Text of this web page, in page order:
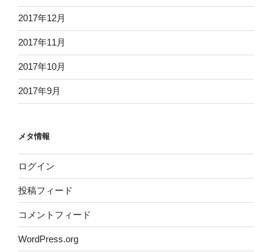
2017年12月
2017年11月
2017年10月
2017年9月
メタ情報
ログイン
投稿フィード
コメントフィード
WordPress.org